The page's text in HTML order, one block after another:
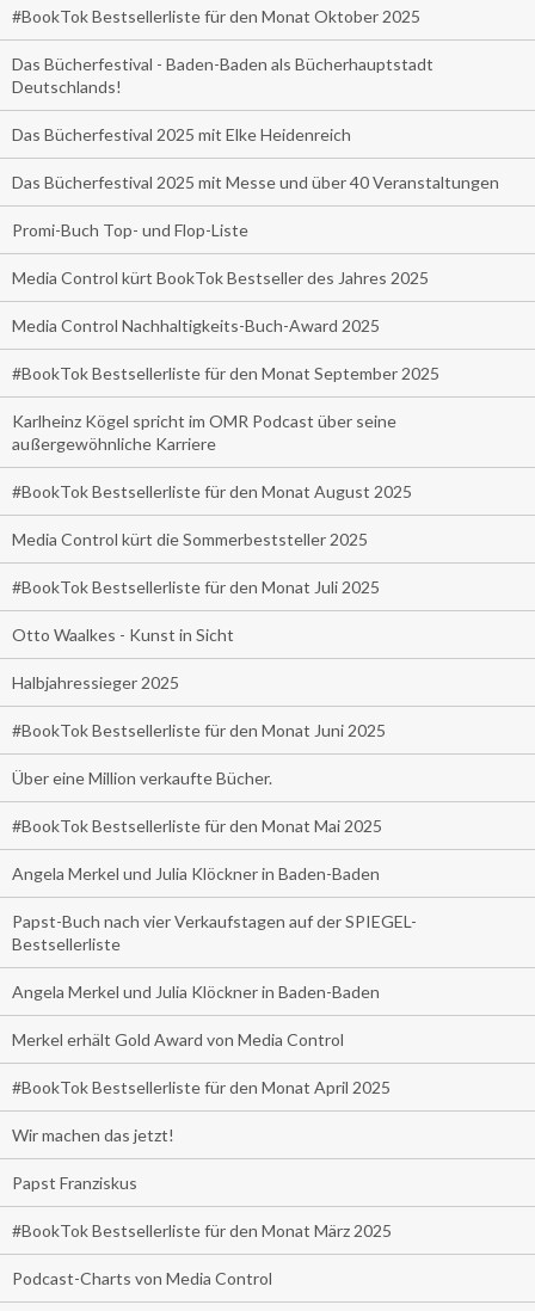
#BookTok Bestsellerliste für den Monat Oktober 2025
Das Bücherfestival - Baden-Baden als Bücherhauptstadt
Deutschlands!
Das Bücherfestival 2025 mit Elke Heidenreich
Das Bücherfestival 2025 mit Messe und über 40 Veranstaltungen
Promi-Buch Top- und Flop-Liste
Media Control kürt BookTok Bestseller des Jahres 2025
Media Control Nachhaltigkeits-Buch-Award 2025
#BookTok Bestsellerliste für den Monat September 2025
Karlheinz Kögel spricht im OMR Podcast über seine
außergewöhnliche Karriere
#BookTok Bestsellerliste für den Monat August 2025
Media Control kürt die Sommerbeststeller 2025
#BookTok Bestsellerliste für den Monat Juli 2025
Otto Waalkes - Kunst in Sicht
Halbjahressieger 2025
#BookTok Bestsellerliste für den Monat Juni 2025
Über eine Million verkaufte Bücher.
#BookTok Bestsellerliste für den Monat Mai 2025
Angela Merkel und Julia Klöckner in Baden-Baden
Papst-Buch nach vier Verkaufstagen auf der SPIEGEL-
Bestsellerliste
Angela Merkel und Julia Klöckner in Baden-Baden
Merkel erhält Gold Award von Media Control
#BookTok Bestsellerliste für den Monat April 2025
Wir machen das jetzt!
Papst Franziskus
#BookTok Bestsellerliste für den Monat März 2025
Podcast-Charts von Media Control